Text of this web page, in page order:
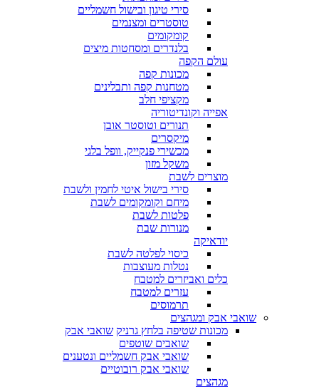
סירי טיגון ובישול חשמליים
טוסטרים ומצנמים
קומקומים
בלנדרים ומסחטות מיצים
עולם הקפה
מכונות קפה
מטחנות קפה ותבלינים
מקציפי חלב
אפייה וקונדיטוריה
תנורים וטוסטר אובן
מיקסרים
מכשירי פנקייק, וופל בלגי
משקל מזון
מוצרים לשבת
סירי בישול איטי לחמין ולשבת
מיחם וקומקומים לשבת
פלטות לשבת
מנורות שבת
יודאיקה
כיסוי לפלטה לשבת
נטלות מעוצבות
כלים ואביזרים למטבח
עזרים למטבח
תרמוסים
שואבי אבק ומגהצים
מכונות שטיפה בלחץ גרניק שואבי אבק
שואבים שוטפים
שואבי אבק חשמליים ונטענים
שואבי אבק רובוטיים
מגהצים